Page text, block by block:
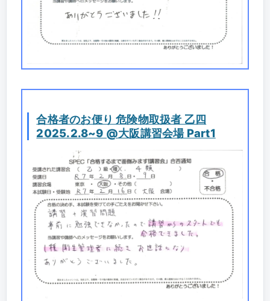
合格者のお便り 危険物取扱者 乙四
2025.2.8~9 @大阪講習会場 Part1